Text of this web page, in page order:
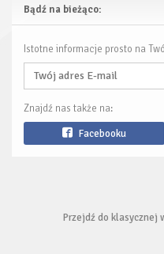
Bądź na bieżąco:
Istotne informacje prosto na
Znajdź nas także na:
Facebooku
Przejdź do klasycznej